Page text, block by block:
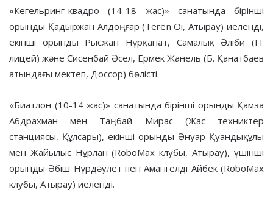
«Кегельринг-квадро (14-18 жас)» санатында бірінші
орынды Қадыржан Алдоңғар (Teren Oi, Атырау) иеленді,
екінші орынды Рысжан Нұрқанат, Самалық Әліби (IT
лицей) және Сисенбай Әсел, Ермек Жанель (Б. Қанатбаев
атындағы мектеп, Доссор) бөлісті.
«Биатлон (10-14 жас)» санатында бірінші орынды Қамза
Абдрахман мен Таңбай Мирас (Жас техниктер
станциясы, Құлсары), екінші орынды Әнуар Қуандықұлы
мен Жайылыс Нұрлан (RoboMax клубы, Атырау), үшінші
орынды Әбіш Нұрдәулет пен Амангелді Айбек (RoboMax
клубы, Атырау) иеленді.